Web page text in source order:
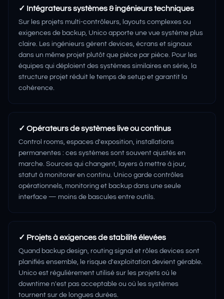
✓ Intégrateurs systèmes & ingénieurs techniques
Sur les projets multi-contrôleurs, layouts complexes ou
exigences de backup, Unico apporte une vue système plus
claire. Les ingénieurs gèrent devices, écrans et signaux
dans un même projet plutôt que pièce par pièce. Pour les
équipes qui déploient des systèmes similaires en série, la
structure projet réduit le temps de setup et garantit la
cohérence.
✓ Opérateurs de systèmes live ou continus
Control rooms, espaces d'exposition, installations
permanentes : ces systèmes sont souvent ajustés en
marche. Sources qui changent, layers à mettre à jour,
statut à monitorer en continu. Unico garde contrôles
opérationnels, monitoring et backup dans une seule
interface — moins de bascules entre outils.
✓ Projets à exigences de stabilité élevées
Quand backup design, routing signal et rôles devices sont
planifiés ensemble, le risque d'exploitation devient gérable.
Unico est régulièrement utilisé sur les projets où le
downtime n'est pas acceptable ou où les systèmes
tournent sur de longues durées.